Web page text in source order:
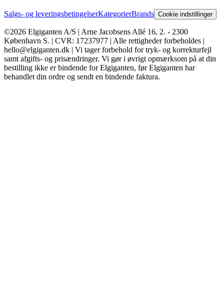
Salgs- og leveringsbetingelserKategorierBrands Cookie indstillinger
©2026 Elgiganten A/S | Arne Jacobsens Allé 16, 2. - 2300
København S. | CVR: 17237977 | Alle rettigheder forbeholdes |
hello@elgiganten.dk | Vi tager forbehold for tryk- og korrekturfejl
samt afgifts- og prisændringer. Vi gør i øvrigt opmærksom på at din
bestilling ikke er bindende for Elgiganten, før Elgiganten har
behandlet din ordre og sendt en bindende faktura.